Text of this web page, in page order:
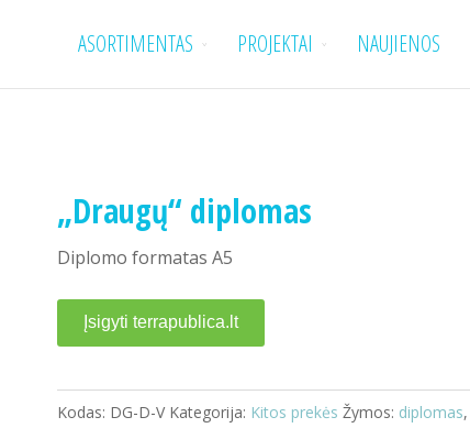
ASORTIMENTAS PROJEKTAI NAUJIENOS
„Draugų“ diplomas
Diplomo formatas A5
Įsigyti terrapublica.lt
Kodas: DG-D-V Kategorija: Kitos prekės Žymos: diplomas,